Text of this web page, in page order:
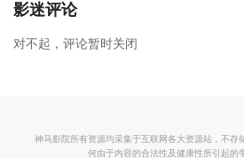
影迷评论
对不起，评论暂时关闭
神马影院所有资源均采集于互联网各大资源站，不存
何由于内容的合法性及健康性所引起的